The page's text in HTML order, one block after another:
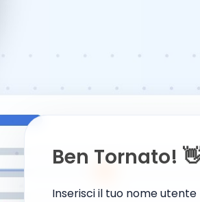
Ben Tornato!
Inserisci il tuo nome utente